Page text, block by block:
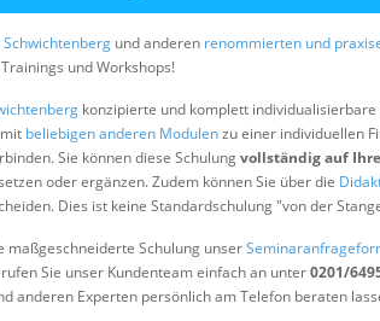
und anderen renommierten und
und Workshops!
konzipierte und komplett individualisierbare
beliebigen anderen Modulenzu einer individuellen
Sie können diese Schulungvollständig auf
oder ergänzen. Zudem können Sie über die
Dies ist keine Standardschulung "von der
maßgeschneiderte Schulung unser
Sie unser Kundenteam einfach an unter0201/
anderen Experten persönlich am Telefon beraten